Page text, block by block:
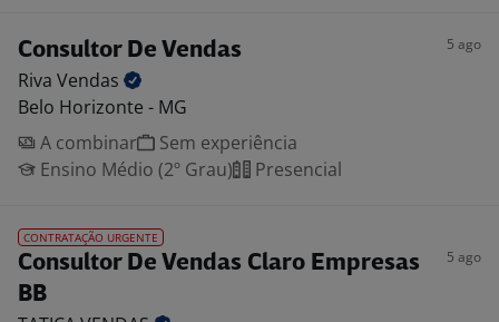
Consultor De Vendas 5 ago
Riva Vendas
Belo Horizonte - MG
A combinar
Sem experiência
Ensino Médio (2º Grau)
Presencial
CONTRATAÇÃO URGENTE
Consultor De Vendas Claro Empresas
BB
5 ago